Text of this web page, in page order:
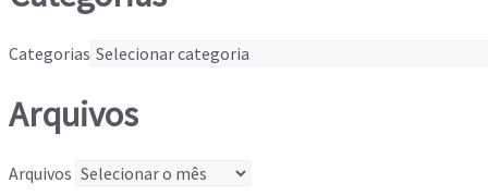
Categorias
Arquivos
Arquivos